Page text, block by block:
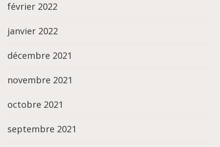
février 2022
janvier 2022
décembre 2021
novembre 2021
octobre 2021
septembre 2021